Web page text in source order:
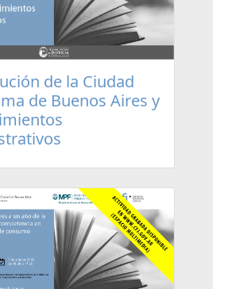
de la Ciudad
de Buenos Aires y